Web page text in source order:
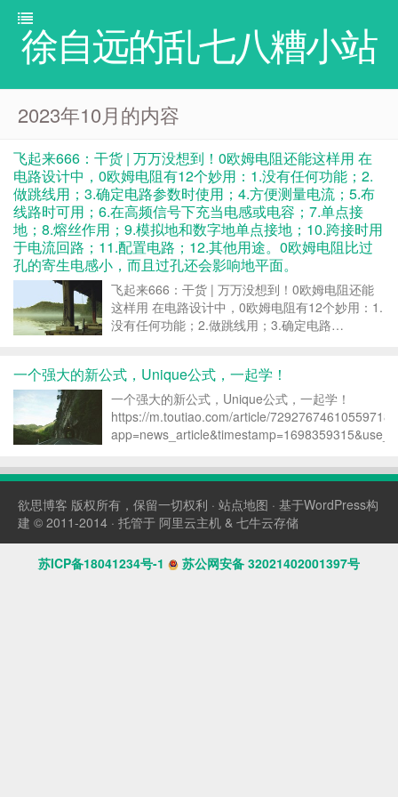
徐自远的乱七八糟小站
2023年10月的内容
飞起来666：干货 | 万万没想到！0欧姆电阻还能这样用 在
电路设计中，0欧姆电阻有12个妙用：1.没有任何功能；2.
做跳线用；3.确定电路参数时使用；4.方便测量电流；5.布
线路时可用；6.在高频信号下充当电感或电容；7.单点接
地；8.熔丝作用；9.模拟地和数字地单点接地；10.跨接时用
于电流回路；11.配置电路；12.其他用途。0欧姆电阻比过
孔的寄生电感小，而且过孔还会影响地平面。
飞起来666：干货 | 万万没想到！0欧姆电阻还能
这样用 在电路设计中，0欧姆电阻有12个妙用：1.
没有任何功能；2.做跳线用；3.确定电路…
一个强大的新公式，Unique公式，一起学！
一个强大的新公式，Unique公式，一起学！
https://m.toutiao.com/article/
欲思博客 版权所有，保留一切权利 · 站点地图 · 基于WordPress构
建 © 2011-2014 · 托管于 阿里云主机 & 七牛云存储
苏ICP备18041234号-1 苏公网安备 32021402001397号